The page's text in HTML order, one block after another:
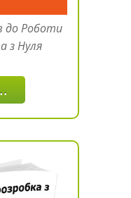
до Роботи
з Нуля